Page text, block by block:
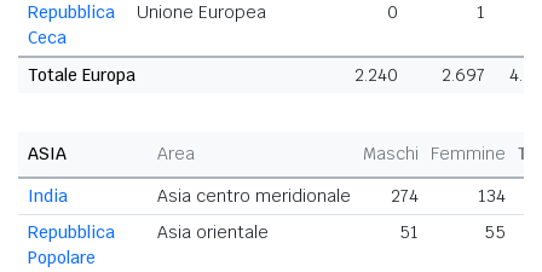
Repubblica
Ceca
Unione Europea 0 1
Totale Europa 2.240 2.697
ASIA Area Maschi Femmine
India
Asia centro meridionale 274 134
Repubblica
Popolare
Asia orientale 51 55